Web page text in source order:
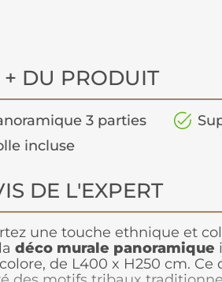
+ DU PRODUIT
3 parties
incluse
DE L'EXPERT
une touche ethnique et
déco murale panoramique
de L400 x H250 cm. Ce